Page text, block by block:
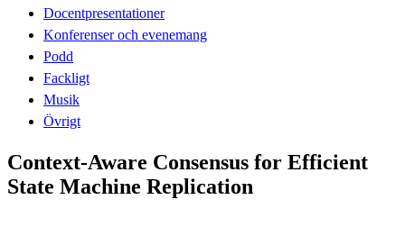
Docentpresentationer
Konferenser och evenemang
Podd
Fackligt
Musik
Övrigt
Context-Aware Consensus for Efficient
State Machine Replication